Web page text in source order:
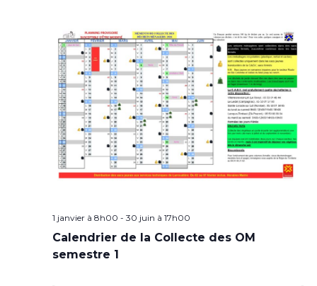
1 janvier à 8h00 - 30 juin à 17h00
Calendrier de la Collecte des OM
semestre 1